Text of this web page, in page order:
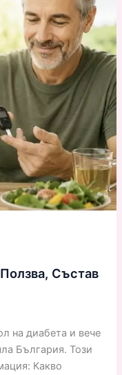
Състав
на диабета и вече
България. Този
Какво